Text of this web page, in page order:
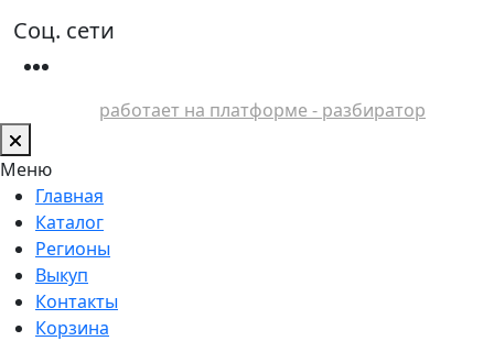
Соц. сети
работает на платформе - разбиратор
Меню
Главная
Каталог
Регионы
Выкуп
Контакты
Корзина